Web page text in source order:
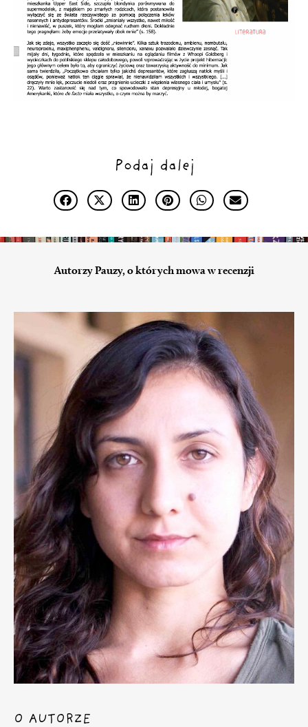
Podaj dalej
Autorzy Pauzy, o których mowa w recenzji
O AUTORZE